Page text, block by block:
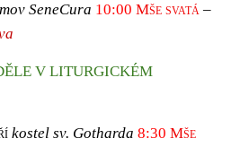
SeneCura 10:00 Mše svatá –
V LITURGICKÉM
kostel sv. Gotharda 8:30 Mše